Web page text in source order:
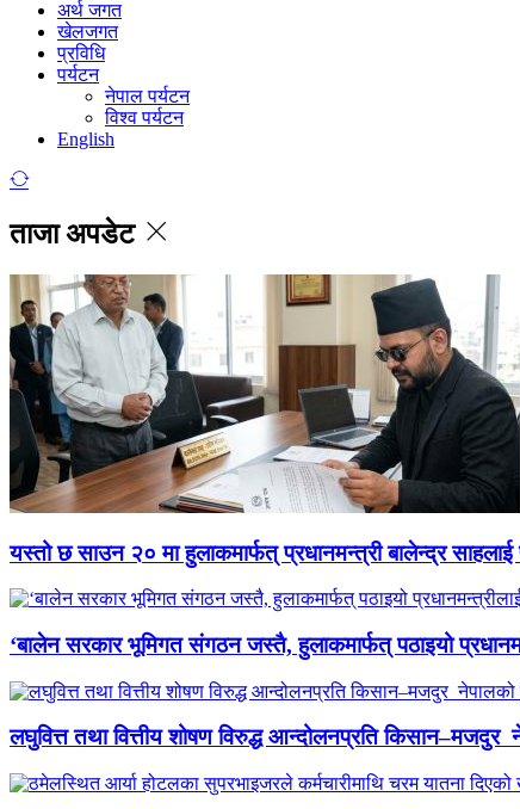
अर्थ जगत
खेलजगत
प्रविधि
पर्यटन
नेपाल पर्यटन
विश्व पर्यटन
English
ताजा अपडेट
यस्तो छ साउन २० मा हुलाकमार्फत् प्रधानमन्त्री बालेन्द्र साहलाई
‘बालेन सरकार भूमिगत संगठन जस्तै, हुलाकमार्फत् पठाइयो
लघुवित्त तथा वित्तीय शोषण विरुद्ध आन्दोलनप्रति किसान–मजदुर